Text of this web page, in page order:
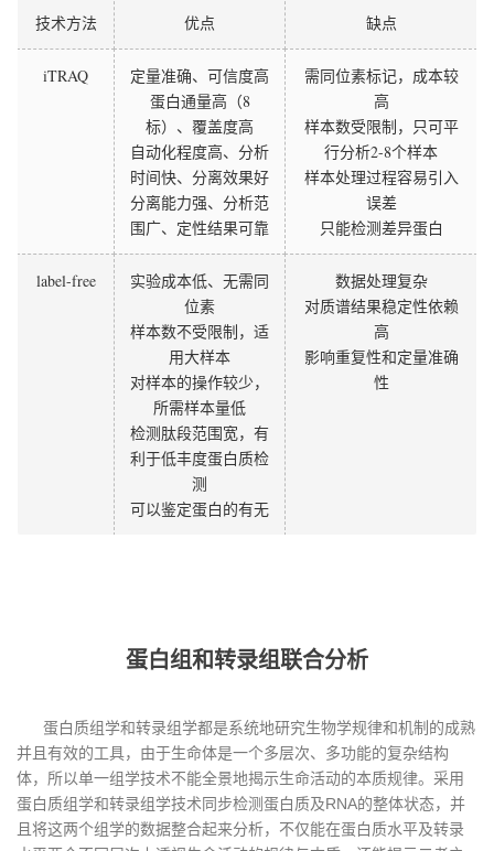
技术方法 优点 缺点
iTRAQ
定量准确、可信度高
蛋白通量高（8
标）、覆盖度高
自动化程度高、分析
时间快、分离效果好
分离能力强、分析范
围广、定性结果可靠
需同位素标记，成本较
高
样本数受限制，只可平
行分析2-8个样本
样本处理过程容易引入
误差
只能检测差异蛋白
label-free
实验成本低、无需同
位素
样本数不受限制，适
用大样本
对样本的操作较少，
所需样本量低
检测肽段范围宽，有
利于低丰度蛋白质检
测
可以鉴定蛋白的有无
数据处理复杂
对质谱结果稳定性依赖
高
影响重复性和定量准确
性
蛋白组和转录组联合分析
蛋白质组学和转录组学都是系统地研究生物学规律和机制的成熟
并且有效的工具，由于生命体是一个多层次、多功能的复杂结构
体，所以单一组学技术不能全景地揭示生命活动的本质规律。采用
蛋白质组学和转录组学技术同步检测蛋白质及RNA的整体状态，并
且将这两个组学的数据整合起来分析，不仅能在蛋白质水平及转录